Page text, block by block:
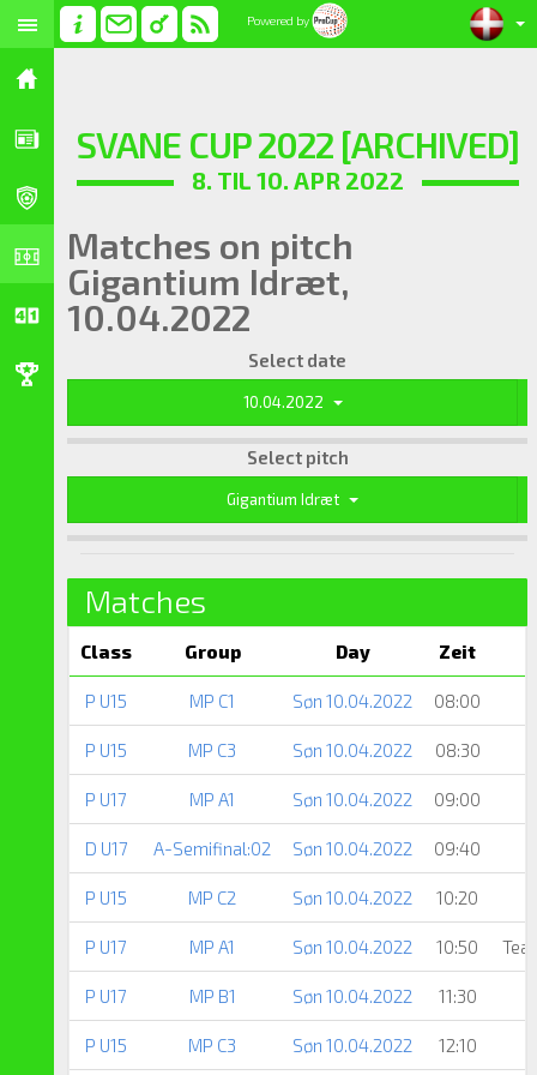
Powered by
SVANE CUP 2022 [ARCHIVED]
8. TIL 10. APR 2022
Matches on pitch
Gigantium Idræt,
10.04.2022
Select date
10.04.2022
Select pitch
Gigantium Idræt
Matches
Class Group Day Zeit
P U15 MP C1 Søn 10.04.2022 08:00
P U15 MP C3 Søn 10.04.2022 08:30
P U17 MP A1 Søn 10.04.2022 09:00
D U17 A-Semifinal:02 Søn 10.04.2022 09:40
P U15 MP C2 Søn 10.04.2022 10:20
P U17 MP A1 Søn 10.04.2022 10:50
P U17 MP B1 Søn 10.04.2022 11:30
P U15 MP C3 Søn 10.04.2022 12:10